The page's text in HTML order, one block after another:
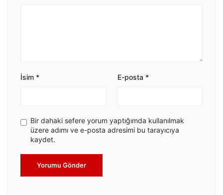
İsim * E-posta *
Bir dahaki sefere yorum yaptığımda kullanılmak
üzere adımı ve e-posta adresimi bu tarayıcıya
kaydet.
Yorumu Gönder